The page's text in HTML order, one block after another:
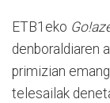
ETB1eko
denboraldiaren
primizian
telesailak